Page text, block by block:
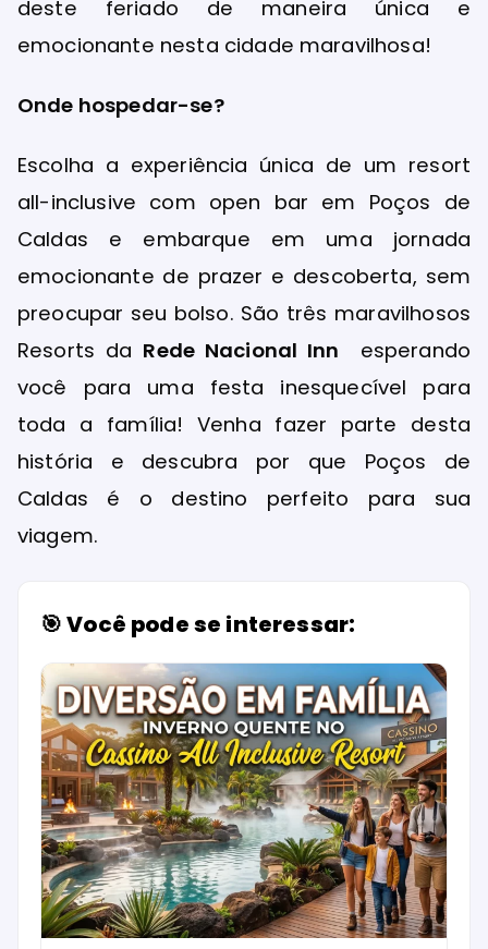
deste feriado de maneira única e
emocionante nesta cidade maravilhosa!
Onde hospedar-se?
Escolha a experiência única de um resort
all-inclusive com open bar em Poços de
Caldas e embarque em uma jornada
emocionante de prazer e descoberta, sem
preocupar seu bolso. São três maravilhosos
Resorts da Rede Nacional Inn
esperando
você para uma festa inesquecível para
toda a família! Venha fazer parte desta
história e descubra por que Poços de
Caldas é o destino perfeito para sua
viagem.
🎯 Você pode se interessar: